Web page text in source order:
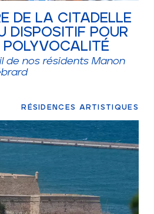
DE LA CITADELLE
DISPOSITIF POUR
POLYVOCALITÉ
de nos résidents Manon
RÉSIDENCES ARTISTIQUES